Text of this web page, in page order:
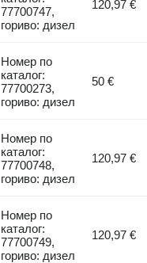
77700747,
гориво: дизел
120,97 €
Номер по
каталог:
77700273,
гориво: дизел
50 €
Номер по
каталог:
77700748,
гориво: дизел
120,97 €
Номер по
каталог:
77700749,
гориво: дизел
120,97 €